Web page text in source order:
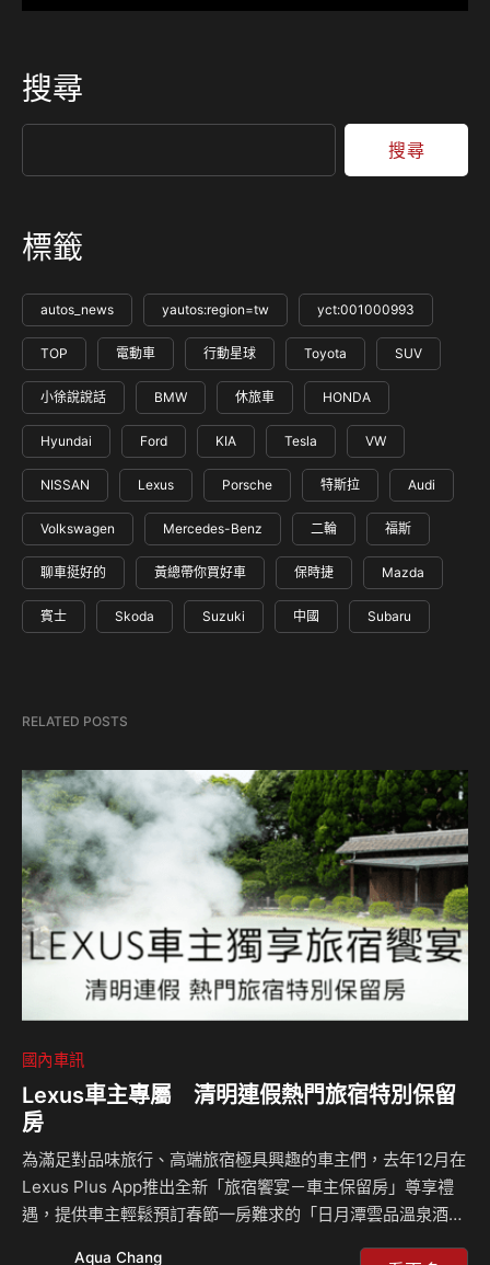
搜尋
搜尋
標籤
autos_news yautos:region=tw yct:001000993
TOP 電動車 行動星球 Toyota SUV
小徐說說話 BMW 休旅車 HONDA
Hyundai Ford KIA Tesla VW
NISSAN Lexus Porsche 特斯拉 Audi
Volkswagen Mercedes-Benz 二輪 福斯
聊車挺好的 黃總帶你買好車 保時捷 Mazda
賓士 Skoda Suzuki 中國 Subaru
RELATED POSTS
國內車訊
Lexus車主專屬 清明連假熱門旅宿特別保留
房
為滿足對品味旅行、高端旅宿極具興趣的車主們，去年12月在
Lexus Plus App推出全新「旅宿饗宴－車主保留房」尊享禮
遇，提供車主輕鬆預訂春節一房難求的「日月潭雲品溫泉酒
Aqua Chang